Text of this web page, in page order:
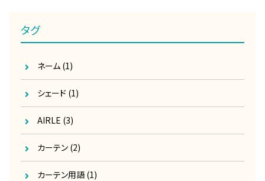
タグ
カーテン用語(1)
カーテン (2)
AIRLE (3)
シェード (1)
ネーム (1)